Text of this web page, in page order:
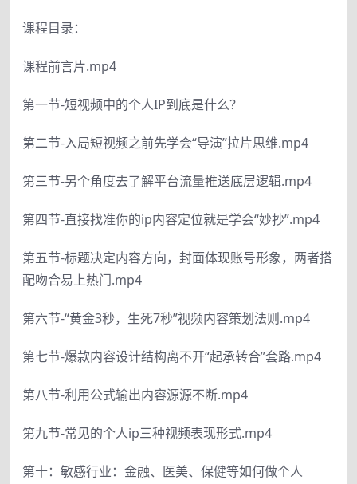
课程目录：
课程前言片.mp4
第一节-短视频中的个人IP到底是什么？
第二节-入局短视频之前先学会“导演”拉片思维.mp4
第三节-另个角度去了解平台流量推送底层逻辑.mp4
第四节-直接找准你的ip内容定位就是学会“妙抄”.mp4
第五节-标题决定内容方向，封面体现账号形象，两者搭
配吻合易上热门.mp4
第六节-“黄金3秒，生死7秒”视频内容策划法则.mp4
第七节-爆款内容设计结构离不开“起承转合”套路.mp4
第八节-利用公式输出内容源源不断.mp4
第九节-常见的个人ip三种视频表现形式.mp4
第十：敏感行业：金融、医美、保健等如何做个人